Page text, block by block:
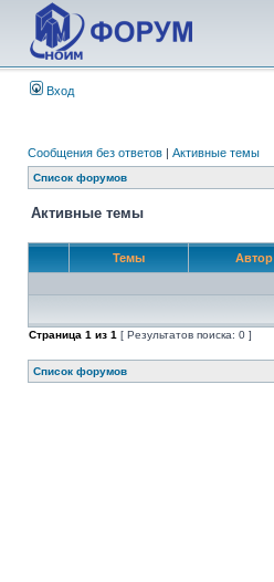
Вход
Сообщения без ответов | Активные темы
Список форумов
Активные темы
Темы Автор
Страница 1 из 1 [ Результатов поиска: 0 ]
Список форумов